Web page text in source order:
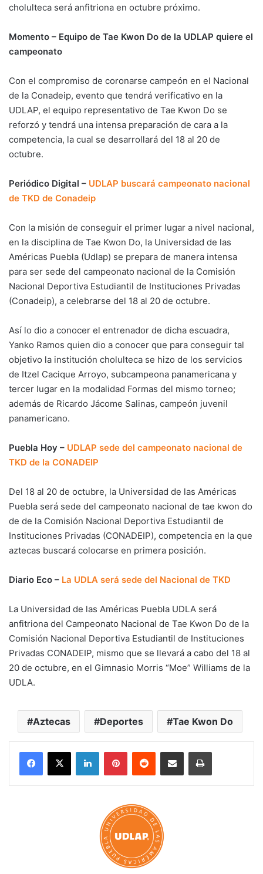
cholulteca será anfitriona en octubre próximo.
Momento – Equipo de Tae Kwon Do de la UDLAP quiere el
campeonato
Con el compromiso de coronarse campeón en el Nacional
de la Conadeip, evento que tendrá verificativo en la
UDLAP, el equipo representativo de Tae Kwon Do se
reforzó y tendrá una intensa preparación de cara a la
competencia, la cual se desarrollará del 18 al 20 de
octubre.
Periódico Digital – UDLAP buscará campeonato nacional
de TKD de Conadeip
Con la misión de conseguir el primer lugar a nivel nacional,
en la disciplina de Tae Kwon Do, la Universidad de las
Américas Puebla (Udlap) se prepara de manera intensa
para ser sede del campeonato nacional de la Comisión
Nacional Deportiva Estudiantil de Instituciones Privadas
(Conadeip), a celebrarse del 18 al 20 de octubre.
Así lo dio a conocer el entrenador de dicha escuadra,
Yanko Ramos quien dio a conocer que para conseguir tal
objetivo la institución cholulteca se hizo de los servicios
de Itzel Cacique Arroyo, subcampeona panamericana y
tercer lugar en la modalidad Formas del mismo torneo;
además de Ricardo Jácome Salinas, campeón juvenil
panamericano.
Puebla Hoy – UDLAP sede del campeonato nacional de
TKD de la CONADEIP
Del 18 al 20 de octubre, la Universidad de las Américas
Puebla será sede del campeonato nacional de tae kwon do
de de la Comisión Nacional Deportiva Estudiantil de
Instituciones Privadas (CONADEIP), competencia en la que
aztecas buscará colocarse en primera posición.
Diario Eco – La UDLA será sede del Nacional de TKD
La Universidad de las Américas Puebla UDLA será
anfitriona del Campeonato Nacional de Tae Kwon Do de la
Comisión Nacional Deportiva Estudiantil de Instituciones
Privadas CONADEIP, mismo que se llevará a cabo del 18 al
20 de octubre, en el Gimnasio Morris “Moe” Williams de la
UDLA.
Aztecas Deportes Tae Kwon Do
LinkedInPinterestReddit Share via Email Print